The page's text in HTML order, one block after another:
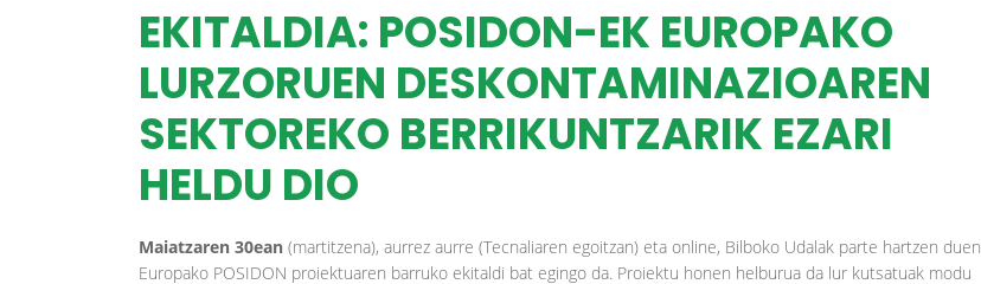
EKITALDIA: POSIDON-EK EUROPAKO
LURZORUEN DESKONTAMINAZIOAREN
SEKTOREKO BERRIKUNTZARIK EZARI
HELDU DIO
Maiatzaren 30ean (martitzena), aurrez aurre (Tecnaliaren egoitzan) eta online, Bilboko Udalak parte hartzen duen
Europako POSIDON proiektuaren barruko ekitaldi bat egingo da. Proiektu honen helburua da lur kutsatuak modu